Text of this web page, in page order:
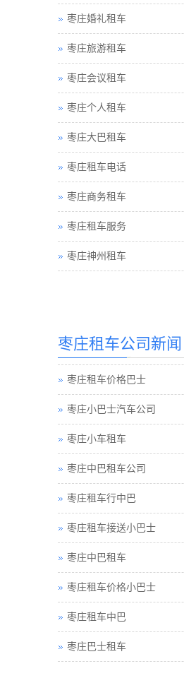
枣庄婚礼租车
枣庄旅游租车
枣庄会议租车
枣庄个人租车
枣庄大巴租车
枣庄租车电话
枣庄商务租车
枣庄租车服务
枣庄神州租车
枣庄租车公司新闻
枣庄租车价格
枣庄租车价格巴士
枣庄小巴士汽车公司
枣庄小车租车
枣庄中巴租车公司
枣庄租车行中巴
枣庄租车接送小巴士
枣庄中巴租车
枣庄租车价格小巴士
枣庄租车中巴
枣庄巴士租车